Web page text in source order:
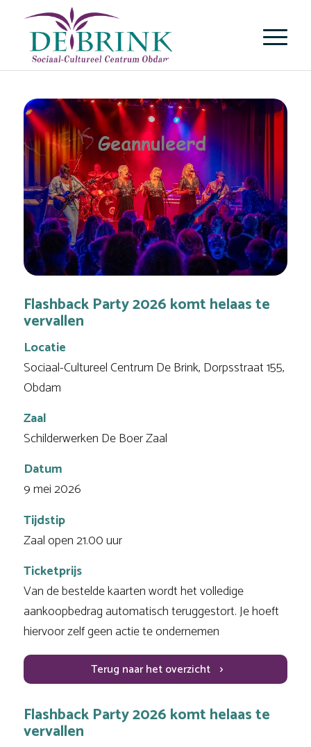
Flashback Party 2026 komt helaas te
vervallen
Locatie
Sociaal-Cultureel Centrum De Brink, Dorpsstraat 155,
Obdam
Zaal
Schilderwerken De Boer Zaal
Datum
9 mei 2026
Tijdstip
Zaal open 21.00 uur
Ticketprijs
Van de bestelde kaarten wordt het volledige
aankoopbedrag automatisch teruggestort. Je hoeft
hiervoor zelf geen actie te ondernemen
Terug naar het overzicht
Flashback Party 2026 komt helaas te
vervallen